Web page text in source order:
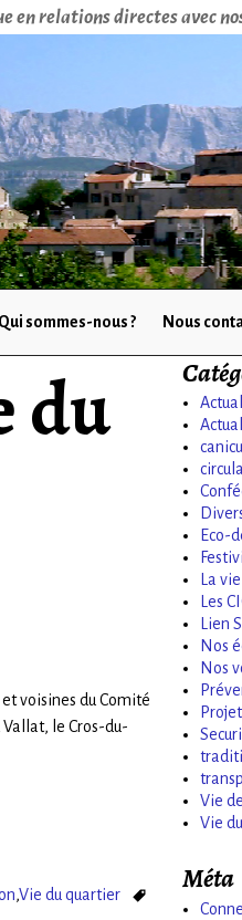
en relations directes avec
Qui sommes-nous ? Nous
du
voisines du Comité
le Cros-du-
,Vie du quartier
Eco-
La
Les
Lien
Nos
Nos
Vie
Vie
Méta